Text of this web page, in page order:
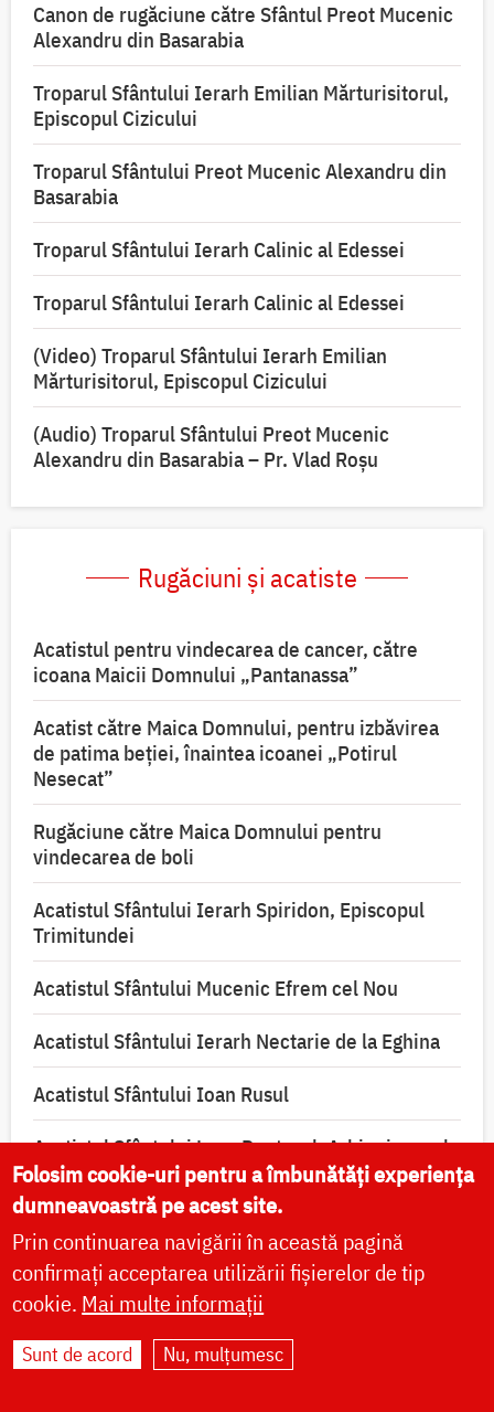
Canon de rugăciune către Sfântul Preot Mucenic
Alexandru din Basarabia
Troparul Sfântului Ierarh Emilian Mărturisitorul,
Episcopul Cizicului
Troparul Sfântului Preot Mucenic Alexandru din
Basarabia
Troparul Sfântului Ierarh Calinic al Edessei
Troparul Sfântului Ierarh Calinic al Edessei
(Video) Troparul Sfântului Ierarh Emilian
Mărturisitorul, Episcopul Cizicului
(Audio) Troparul Sfântului Preot Mucenic
Alexandru din Basarabia – Pr. Vlad Roșu
Rugăciuni și acatiste
Acatistul pentru vindecarea de cancer, către
icoana Maicii Domnului „Pantanassa”
Acatist către Maica Domnului, pentru izbăvirea
de patima beției, înaintea icoanei „Potirul
Nesecat”
Rugăciune către Maica Domnului pentru
vindecarea de boli
Acatistul Sfântului Ierarh Spiridon, Episcopul
Trimitundei
Acatistul Sfântului Mucenic Efrem cel Nou
Acatistul Sfântului Ierarh Nectarie de la Eghina
Acatistul Sfântului Ioan Rusul
Acatistul Sfântului Luca Doctorul, Arhiepiscopul
Simferopolului
Acatistul Sfântului Mare Mucenic Mina
Acatistul Sfântului Sfințit Mucenic Ciprian,
izbăvitorul de vrăji, blesteme și de toată lucrarea
Folosim cookie-uri pentru a îmbunătăți experiența
dumneavoastră pe acest site.
Prin continuarea navigării în această pagină
confirmați acceptarea utilizării fișierelor de tip
cookie. Mai multe informații
Sunt de acord Nu, mulțumesc